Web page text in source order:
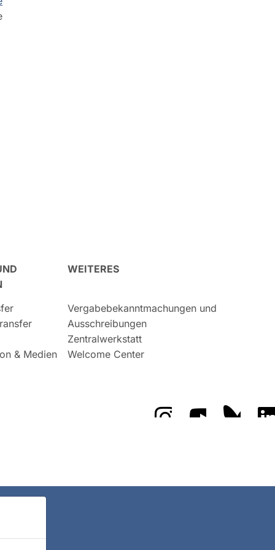
& Medien
WEITERES
Vergabebekanntmachungen und
Ausschreibungen
Zentralwerkstatt
Welcome Center
Das GFZ aufDas GFZ auf
Das